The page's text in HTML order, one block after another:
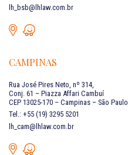
lh_bsb@lhlaw.com.br
CAMPINAS
Rua José Pires Neto, nº 314,
Conj. 61 – Piazza Affari Cambuí
CEP 13025-170 – Campinas – São Paulo
Tel.: +55 (19) 3295 5201
lh_cam@lhlaw.com.br